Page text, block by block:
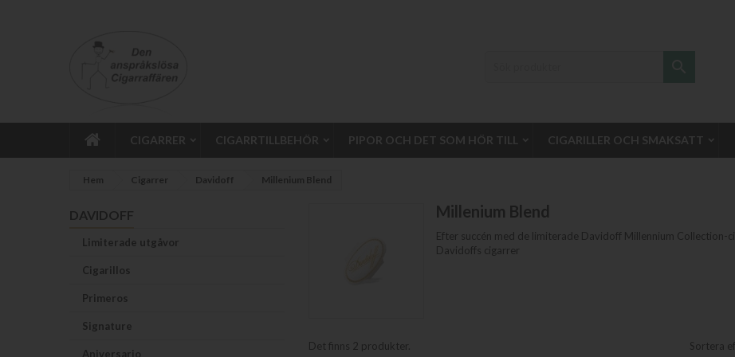
CIGARRER CIGARRTILLBEHÖR PIPOR OCH DET SOM HÖR TILL CIGARILLER OCH SMAKSATT
Hem Cigarrer Davidoff Millenium Blend
DAVIDOFF
Limiterade utgåvor
Cigarillos
Primeros
Signature
Aniversario
Millenium Blend
Efter succén med de limiterade Davidoff Millennium
Davidoffs cigarrer
Det finns 2 produkter. Sortera